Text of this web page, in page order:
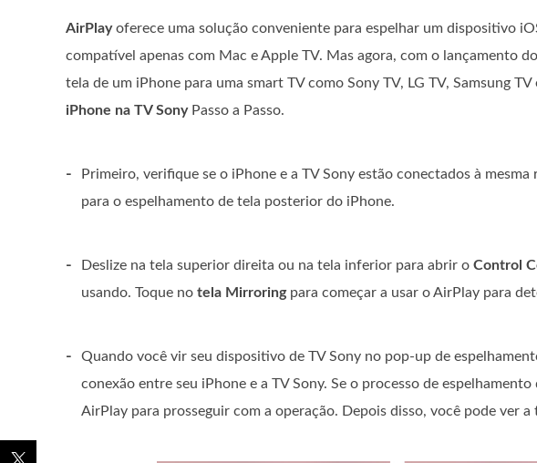
AirPlayoferece uma solução conveniente para espelhar um dispositivo
compatível apenas com Mac e Apple TV. Mas agora, com o lançamento
tela de um iPhone para uma smart TV como Sony TV, LG TV, Samsung
iPhone na TV SonyPasso a Passo.
-
Primeiro, verifique se o iPhone e a TV Sony estão conectados à
para o espelhamento de tela posterior do iPhone.
- Deslize na tela superior direita ou na tela inferior para abrir o Control
usando. Toque no tela Mirroringpara começar a usar o AirPlay para
-
Quando você vir seu dispositivo de TV Sony no pop-up de
conexão entre seu iPhone e a TV Sony. Se o processo de
AirPlay para prosseguir com a operação. Depois disso, você pode ver a